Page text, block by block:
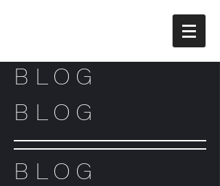
BLOG
BLOG
BLOG